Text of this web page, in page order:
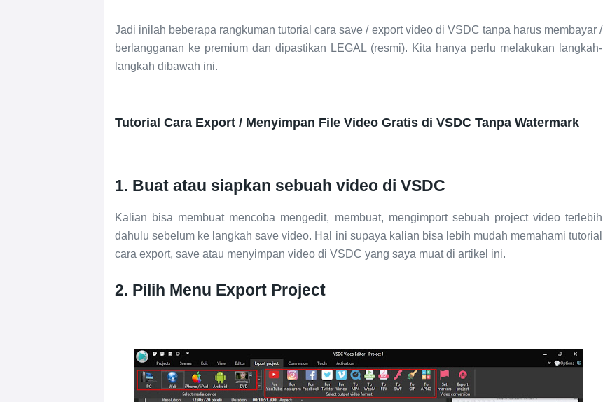
Jadi inilah beberapa rangkuman tutorial cara save / export video di VSDC tanpa harus membayar /
berlangganan ke premium dan dipastikan LEGAL (resmi). Kita hanya perlu melakukan langkah-
langkah dibawah ini.
Tutorial Cara Export / Menyimpan File Video Gratis di VSDC Tanpa Watermark
1. Buat atau siapkan sebuah video di VSDC
Kalian bisa membuat mencoba mengedit, membuat, mengimport sebuah project video terlebih
dahulu sebelum ke langkah save video. Hal ini supaya kalian bisa lebih mudah memahami tutorial
cara export, save atau menyimpan video di VSDC yang saya muat di artikel ini.
2. Pilih Menu Export Project